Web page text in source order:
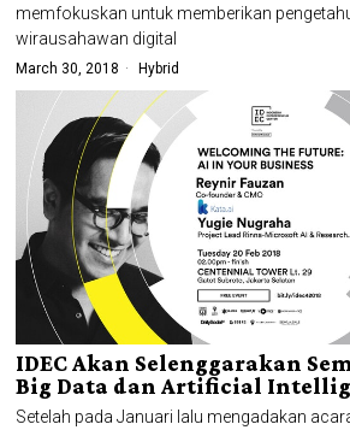
memfokuskan untuk memberikan
wirausahawan digital
March 30, 2018 Hybrid
IDEC Akan Selenggarakan
Big Data dan Artificial
Setelah pada Januari lalu mengadakan